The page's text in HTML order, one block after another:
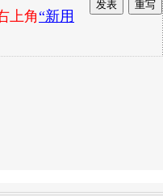
上角“新用